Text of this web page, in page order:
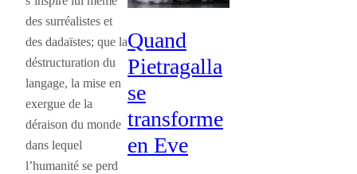
des surréalistes et
des dadaïstes; que la
déstructuration du
langage, la mise en
exergue de la
déraison du monde
dans lequel
l’humanité se perd
Quand
Pietragalla
se
transforme
en Eve